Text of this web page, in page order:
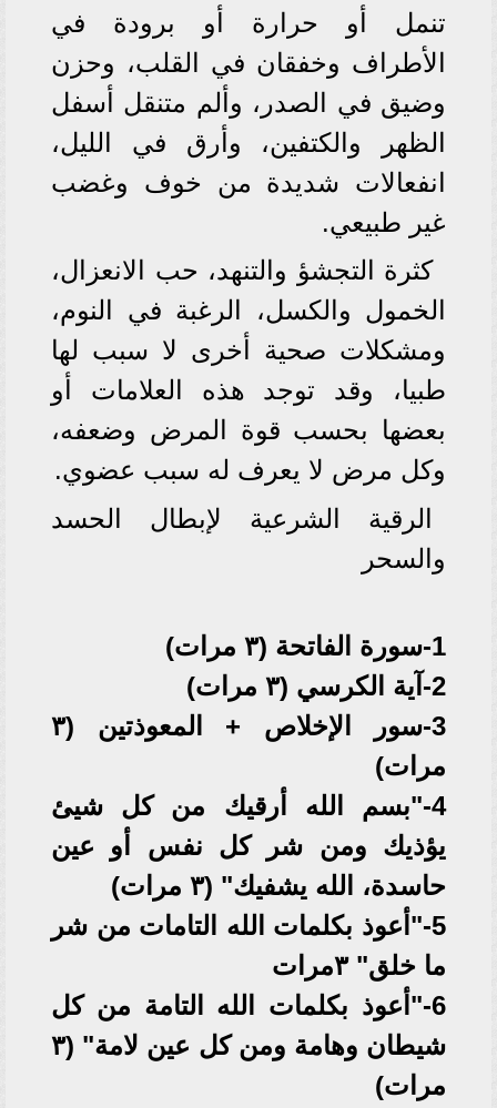
تنمل أو حرارة أو برودة في
الأطراف وخفقان في القلب، وحزن
وضيق في الصدر، وألم متنقل أسفل
الظهر والكتفين، وأرق في الليل،
انفعالات شديدة من خوف وغضب
غير طبيعي.
كثرة التجشؤ والتنهد، حب الانعزال،
الخمول والكسل، الرغبة في النوم،
ومشكلات صحية أخرى لا سبب لها
طبيا، وقد توجد هذه العلامات أو
بعضها بحسب قوة المرض وضعفه،
وكل مرض لا يعرف له سبب عضوي.
الرقية الشرعية لإبطال الحسد
والسحر
1-سورة الفاتحة (٣ مرات)
2-آية الكرسي (٣ مرات)
3-سور الإخلاص + المعوذتين (٣
مرات)
4-"بسم الله أرقيك من كل شيئ
يؤذيك ومن شر كل نفس أو عين
حاسدة، الله يشفيك" (٣ مرات)
5-"أعوذ بكلمات الله التامات من شر
ما خلق" ٣مرات
6-"أعوذ بكلمات الله التامة من كل
شيطان وهامة ومن كل عين لامة" (٣
مرات)